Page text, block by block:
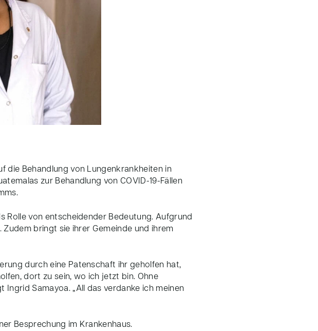
die Behandlung von Lungenkrankheiten in
zur Behandlung von COVID-19-Fällen
Rolle von entscheidender Bedeutung. Aufgrund
bringt sie ihrer Gemeinde und ihrem
durch eine Patenschaft ihr geholfen hat,
dort zu sein, wo ich jetzt bin. Ohne
Ingrid Samayoa. „All das verdanke ich meinen
Besprechung im Krankenhaus.